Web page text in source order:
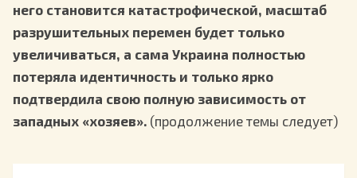
него становится катастрофической, масштаб
разрушительных перемен будет только
увеличиваться, а сама Украина полностью
потеряла идентичность и только ярко
подтвердила свою полную зависимость от
западных «хозяев». (продолжение темы следует)